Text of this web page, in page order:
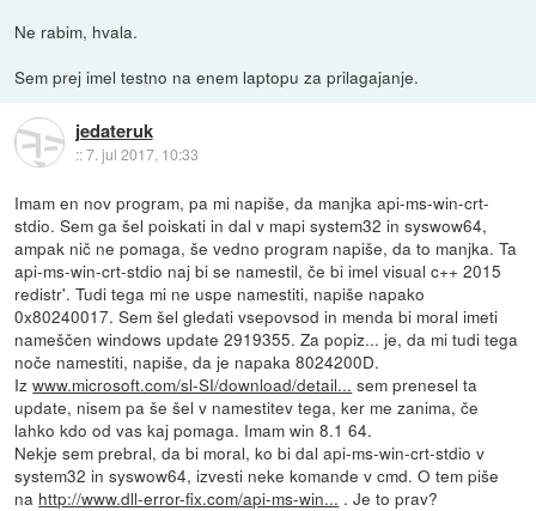
Ne rabim, hvala.
Sem prej imel testno na enem laptopu za prilagajanje.
jedateruk
::7. jul 2017, 10:33
Imam en nov program, pa mi napiše, da manjka api-ms-win-crt-
stdio. Sem ga šel poiskati in dal v mapi system32 in syswow64,
ampak nič ne pomaga, še vedno program napiše, da to manjka. Ta
api-ms-win-crt-stdio naj bi se namestil, če bi imel visual c++ 2015
redistr'. Tudi tega mi ne uspe namestiti, napiše napako
0x80240017. Sem šel gledati vsepovsod in menda bi moral imeti
nameščen windows update 2919355. Za popiz... je, da mi tudi tega
noče namestiti, napiše, da je napaka 8024200D.
Izwww.microsoft.com/sl-SI/download/detail... sem prenesel ta
update, nisem pa še šel v namestitev tega, ker me zanima, če
lahko kdo od vas kaj pomaga. Imam win 8.1 64.
Nekje sem prebral, da bi moral, ko bi dal api-ms-win-crt-stdio v
system32 in syswow64, izvesti neke komande v cmd. O tem piše
na http://www.dll-error-fix.com/api-ms-win... . Je to prav?